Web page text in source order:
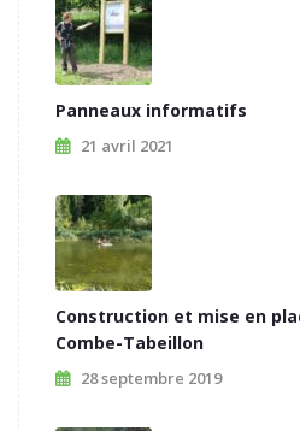
Panneaux informatifs
21 avril 2021
Construction et mise en
Combe-Tabeillon
28 septembre 2019